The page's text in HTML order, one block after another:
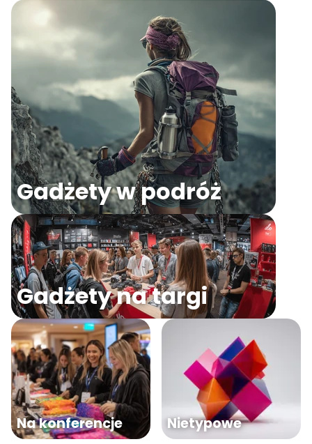
Gadżety w podróż
Gadżety na targi
Na konferencje Nietypowe